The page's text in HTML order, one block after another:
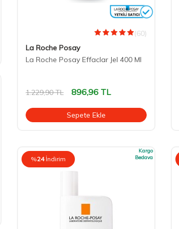
(60)
La Roche Posay
La Roche Posay Effaclar Jel 400 Ml
1.229,90TL 896,96 TL
Sepete Ekle
%24 İndirim
Kargo
Bedava